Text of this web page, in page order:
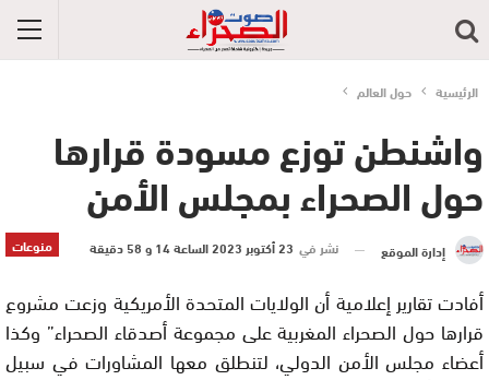
الرئيسية حول العالم
واشنطن توزع مسودة قرارها
حول الصحراء بمجلس الأمن
منوعات إدارة الموقع نشر في 23 أكتوبر 2023 الساعة 14 و 58 دقيقة
أفادت تقارير إعلامية أن الولايات المتحدة الأمريكية وزعت مشروع
قرارها حول الصحراء المغربية على مجموعة أصدقاء الصحراء” وكذا
أعضاء مجلس الأمن الدولي، لتنطلق معها المشاورات في سبيل